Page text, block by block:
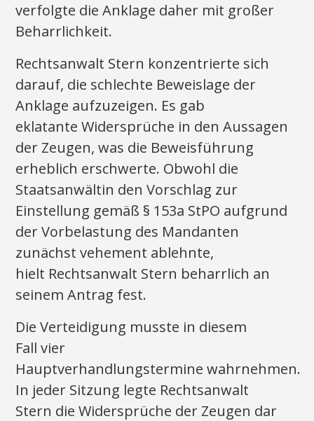
verfolgte die Anklage daher mit großer
Beharrlichkeit.
Rechtsanwalt Stern konzentrierte sich
darauf, die schlechte Beweislage der
Anklage aufzuzeigen. Es gab
eklatante Widersprüche in den Aussagen
der Zeugen, was die Beweisführung
erheblich erschwerte. Obwohl die
Staatsanwältin den Vorschlag zur
Einstellung gemäß § 153a StPO aufgrund
der Vorbelastung des Mandanten
zunächst vehement ablehnte,
hielt Rechtsanwalt Stern beharrlich an
seinem Antrag fest.
Die Verteidigung musste in diesem
Fall vier
Hauptverhandlungstermine wahrnehmen.
In jeder Sitzung legte Rechtsanwalt
Stern die Widersprüche der Zeugen dar